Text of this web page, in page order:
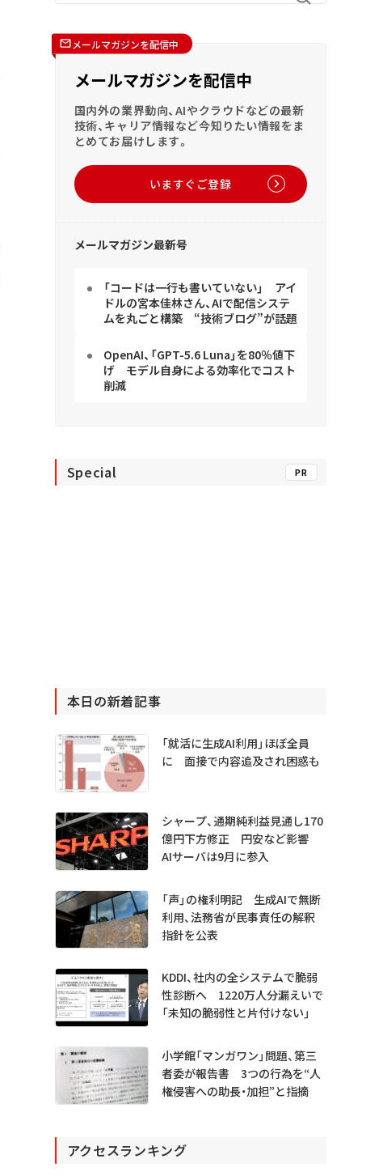
メールマガジンを配信中
メールマガジンを配信中
国内外の業界動向、AIやクラウドなどの最新
技術、キャリア情報など今知りたい情報をま
とめてお届けします。
いますぐご登録
メールマガジン最新号
「コードは一行も書いていない」 アイ
ドルの宮本佳林さん、AIで配信システ
ムを丸ごと構築 “技術ブログ”が話題
OpenAI、「GPT-5.6 Luna」を80％値下
げ モデル自身による効率化でコスト
削減
Special PR
本日の新着記事
「就活に生成AI利用」ほぼ全員
に 面接で内容追及され困惑も
シャープ、通期純利益見通し170
億円下方修正 円安など影響
AIサーバは9月に参入
「声」の権利明記 生成AIで無断
利用、法務省が民事責任の解釈
指針を公表
KDDI、社内の全システムで脆弱
性診断へ 1220万人分漏えいで
「未知の脆弱性と片付けない」
小学館「マンガワン」問題、第三
者委が報告書 3つの行為を“人
権侵害への助長・加担”と指摘
アクセスランキング